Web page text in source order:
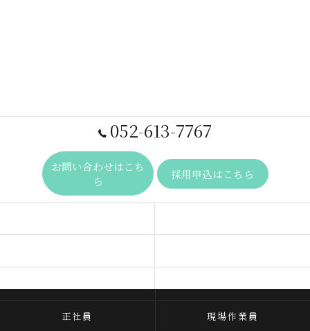
052-613-7767
お問い合わせはこち
ら
採用申込はこちら
正社員 現場作業員